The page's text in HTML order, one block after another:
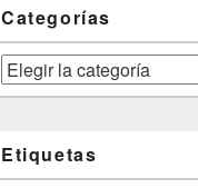
Categorías
Categorías
Etiquetas